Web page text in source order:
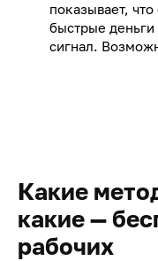
показывает,
быстрые деньги
сигнал.
Какие
какие —
рабочих